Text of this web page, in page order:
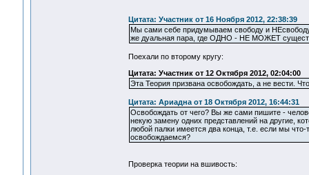
Цитата: Участник от 16 Ноября 2012, 22:38:39
Мы сами себе придумываем свободу и
же дуальная пара, где ОДНО - НЕ МОЖЕТ
Поехали по второму кругу:
Цитата: Участник от 12 Октября 2012, 02:04:00
Эта Теория призвана освобождать, а не вести.
Цитата: Ариадна от 18 Октября 2012, 16:44:31
Освобождать от чего? Вы же сами пишите -
некую замену одних представлений на другие,
любой палки имеется два конца, т.е. если мы
освобождаемся?
Проверка теории на вшивость: